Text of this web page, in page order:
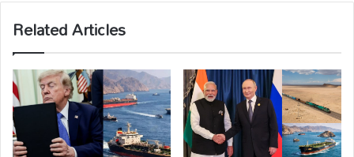
Related Articles